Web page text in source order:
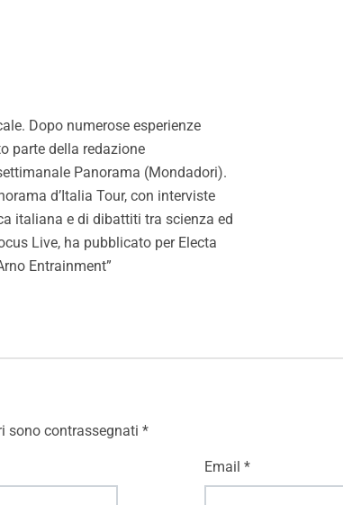
Dopo numerose esperienze
parte della redazione
Panorama (Mondadori).
d’Italia Tour, con interviste
italiana e di dibattiti tra scienza ed
Live, ha pubblicato per Electa
Entrainment”
sono contrassegnati *
Email *